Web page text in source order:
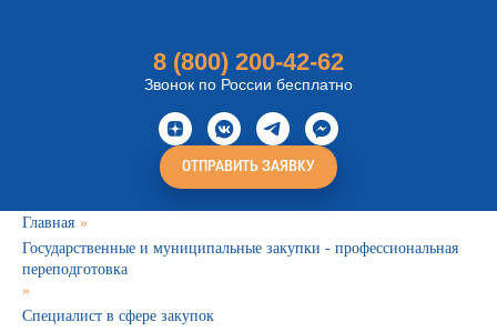
8 (800) 200-42-62
Звонок по России бесплатно
ОТПРАВИТЬ ЗАЯВКУ
Главная »
Государственные и муниципальные закупки - профессиональная
переподготовка
»
Специалист в сфере закупок